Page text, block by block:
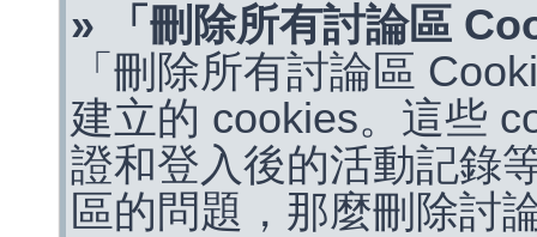
» 「刪除所有討論區
「刪除所有討論區
建立的 cookies。這些
證和登入後的活動記錄
區的問題，那麼刪除討